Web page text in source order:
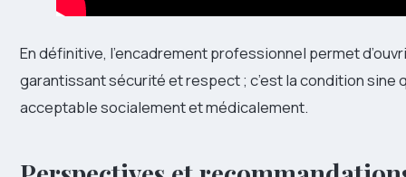
En définitive, l’encadrement professionnel permet
garantissant sécurité et respect ; c’est la condition sine
acceptable socialement et médicalement.